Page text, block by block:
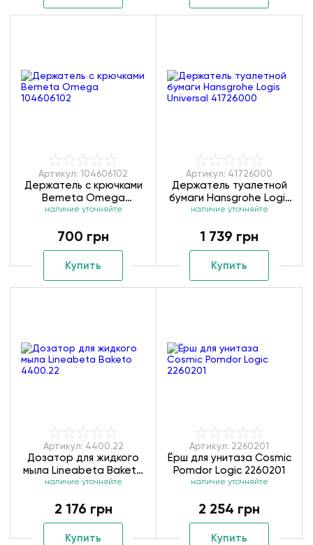
Артикул: 104606102
Держатель с крючками
Bemeta Omega
104606102
наличие уточняйте
700 грн
Купить
Артикул: 41726000
Держатель туалетной
бумаги Hansgrohe Logis
Universal 41726000
наличие уточняйте
1 739 грн
Купить
Артикул: 4400.22
Дозатор для жидкого
мыла Lineabeta Baketo
4400.22
наличие уточняйте
2 176 грн
Купить
Артикул: 2260201
Ёрш для унитаза Cosmic
Pomdor Logic 2260201
наличие уточняйте
2 254 грн
Купить